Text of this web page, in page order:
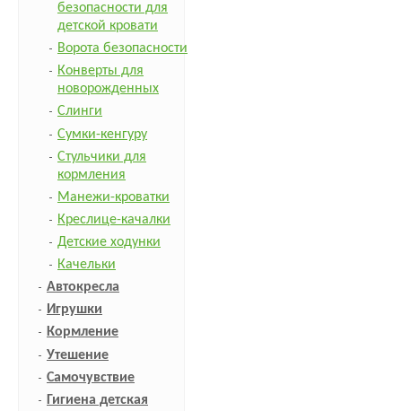
безопасности для
детской кровати
Ворота безопасности
Конверты для
новорожденных
Слинги
Сумки-кенгуру
Стульчики для
кормления
Манежи-кроватки
Креслице-качалки
Детские ходунки
Качельки
Автокресла
Игрушки
Кормление
Утешение
Самочувствие
Гигиена детская